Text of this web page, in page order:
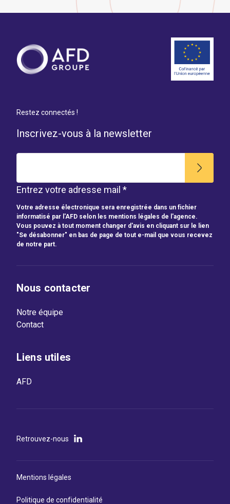
Restez connectés !
Inscrivez-vous à la newsletter
Entrez votre adresse mail *
Votre adresse électronique sera enregistrée dans un fichier
informatisé par l'AFD selon les mentions légales de l'agence.
Vous pouvez à tout moment changer d'avis en cliquant sur le lien
"Se désabonner" en bas de page de tout e-mail que vous recevez
de notre part.
Nous contacter
Notre équipe
Contact
Liens utiles
AFD
Mentions légales
Politique de confidentialité
Retrouvez-nous